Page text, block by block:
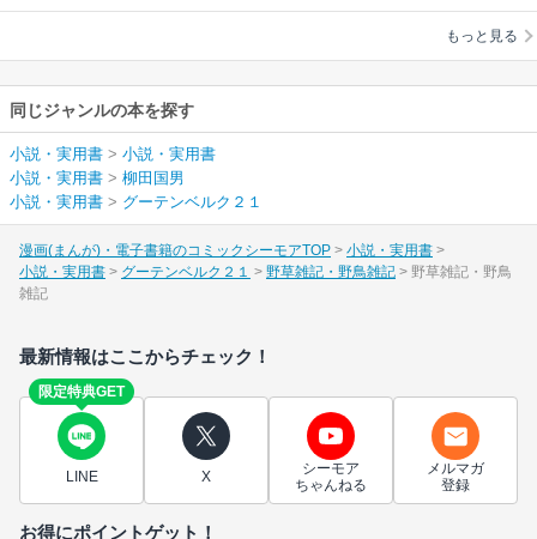
もっと見る
同じジャンルの本を探す
小説・実用書 > 小説・実用書
小説・実用書 > 柳田国男
小説・実用書 > グーテンベルク２１
漫画(まんが)・電子書籍のコミックシーモアTOP
小説・実用書
小説・実用書
グーテンベルク２１ 野草雑記・野鳥雑記
野草雑記・野鳥
雑記
最新情報はここからチェック！
限定特典GET
LINE X
シーモア
ちゃんねる
メルマガ
登録
お得にポイントゲット！